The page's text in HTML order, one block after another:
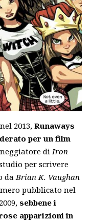
2013, Runaways
per un film
di Iron
per scrivere
da Brian K. Vaughan
pubblicato nel
sebbene i
apparizioni in